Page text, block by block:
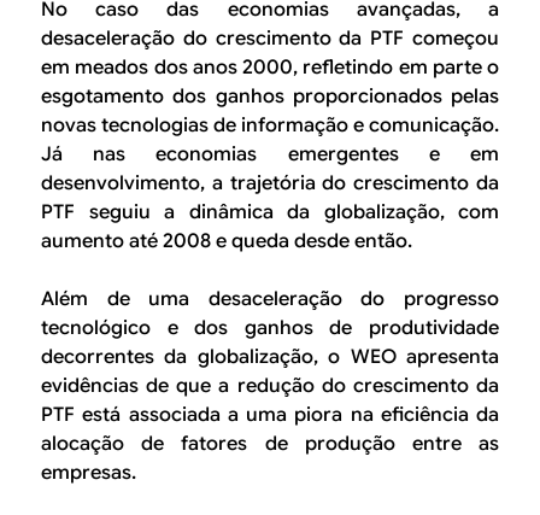
No caso das economias avançadas, a
desaceleração do crescimento da PTF começou
em meados dos anos 2000, refletindo em parte o
esgotamento dos ganhos proporcionados pelas
novas tecnologias de informação e comunicação.
Já nas economias emergentes e em
desenvolvimento, a trajetória do crescimento da
PTF seguiu a dinâmica da globalização, com
aumento até 2008 e queda desde então.
Além de uma desaceleração do progresso
tecnológico e dos ganhos de produtividade
decorrentes da globalização, o WEO apresenta
evidências de que a redução do crescimento da
PTF está associada a uma piora na eficiência da
alocação de fatores de produção entre as
empresas.